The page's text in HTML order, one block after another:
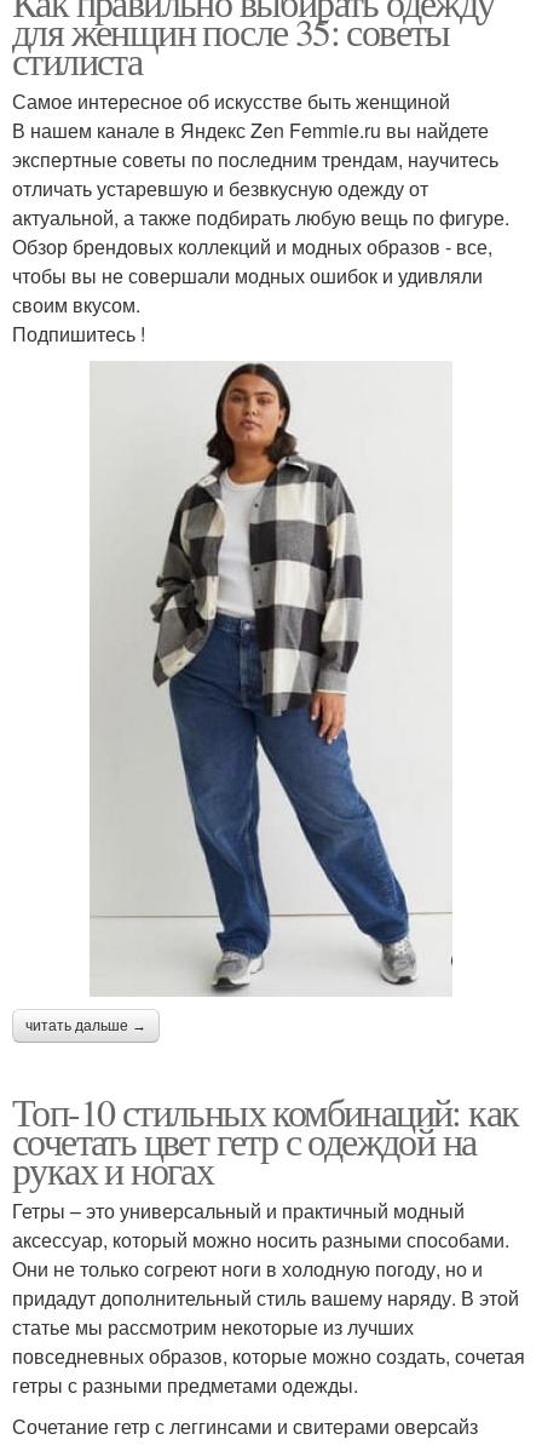
для женщин после 35: советы
стилиста
Самое интересное об искусстве быть женщиной
В нашем канале в Яндекс Zen Femmie.ru вы найдете
экспертные советы по последним трендам, научитесь
отличать устаревшую и безвкусную одежду от
актуальной, а также подбирать любую вещь по фигуре.
Обзор брендовых коллекций и модных образов - все,
чтобы вы не совершали модных ошибок и удивляли
своим вкусом.
Подпишитесь !
читать дальше →
Топ-10 стильных комбинаций: как
сочетать цвет гетр с одеждой на
руках и ногах
Гетры – это универсальный и практичный модный
аксессуар, который можно носить разными способами.
Они не только согреют ноги в холодную погоду, но и
придадут дополнительный стиль вашему наряду. В этой
статье мы рассмотрим некоторые из лучших
повседневных образов, которые можно создать, сочетая
гетры с разными предметами одежды.
Сочетание гетр с леггинсами и свитерами оверсайз